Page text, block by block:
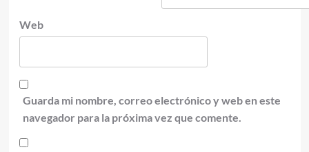
Web
Guarda mi nombre, correo electrónico y web en este
navegador para la próxima vez que comente.